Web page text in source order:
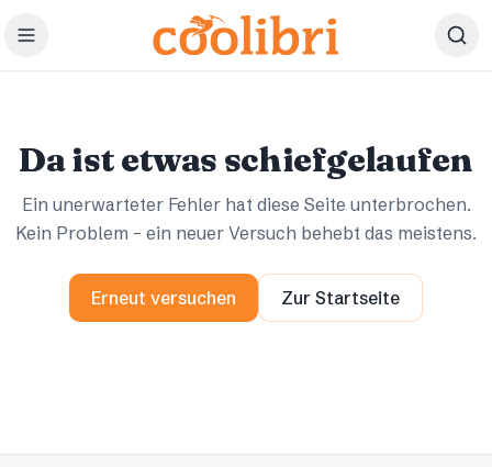
Zum Hauptinhalt springen
Da ist etwas schiefgelaufen
Ein unerwarteter Fehler hat diese Seite unterbrochen.
Kein Problem – ein neuer Versuch behebt das meistens.
Erneut versuchen Zur Startseite